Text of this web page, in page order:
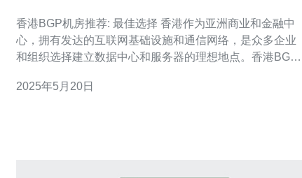
香港BGP机房推荐: 最佳选择 香港作为亚洲商业和金融中
心，拥有发达的互联网基础设施和通信网络，是众多企业
和组织选择建立数据中心和服务器的理想地点。香港BGP
网络连接，能够满足各种互联网服务需求。 ABC BGP机
2025年5月20日